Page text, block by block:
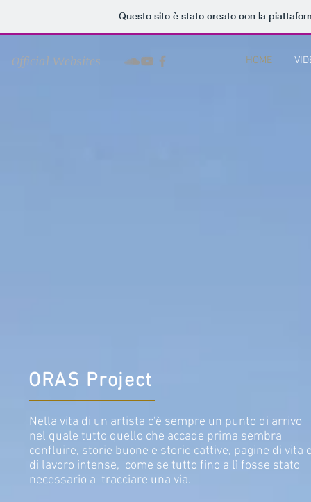
Questo sito è stato creato con la
Official Websites HOME
ORAS Project
Nella vita di un artista c'è sempre un punto di arrivo
nel quale tutto quello che accade prima sembra
confluire, storie buone e storie cattive, pagine di vita
di lavoro intense, come se tutto fino a lì fosse stato
necessario a tracciare una via.